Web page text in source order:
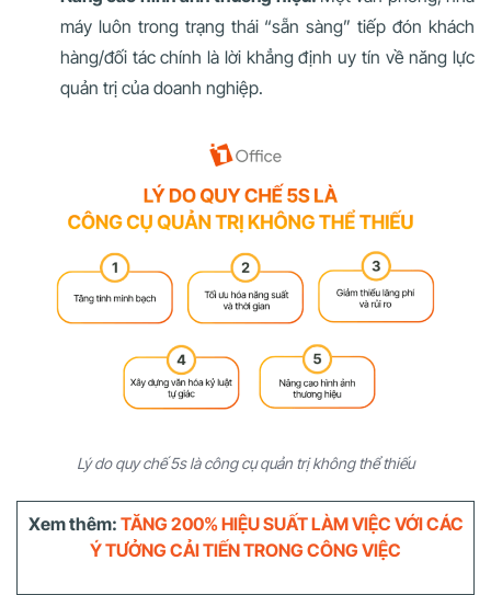
máy luôn trong trạng thái “sẵn sàng” tiếp đón khách
hàng/đối tác chính là lời khẳng định uy tín về năng lực
quản trị của doanh nghiệp.
Lý do quy chế 5s là công cụ quản trị không thể thiếu
Xem thêm: TĂNG 200% HIỆU SUẤT LÀM VIỆC VỚI CÁC
Ý TƯỞNG CẢI TIẾN TRONG CÔNG VIỆC